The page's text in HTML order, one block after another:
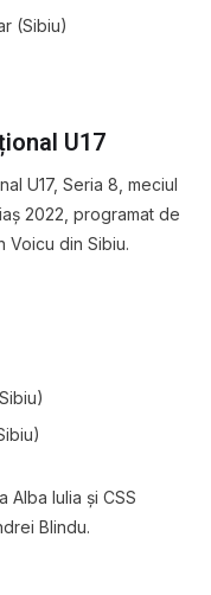
(Sibiu)
U17
U17, Seria 8, meciul
2022, programat de
Voicu din Sibiu.
Alba Iulia și CSS
Blindu.